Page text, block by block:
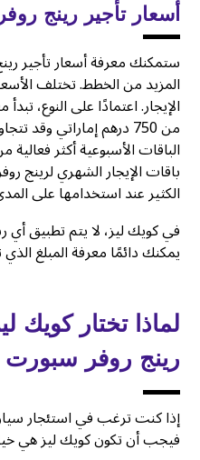
أسعار تأجير رينج
ستمكنك معرفة أسعار تأجير
المزيد من الخطط. تختلف
الإيجار. اعتمادًا على النوع،
الباقات الأسبوعية أكثر
باقات الإيجار الشهري لرينج
الكثير عند استخدامها على
في كويك ليز، لا يتم تطبيق أي
يمكنك دائمًا معرفة المبلغ
لماذا تختار كويك
رينج روفر
إذا كنت ترغب في استئجار
فيجب أن تكون كويك ليز هي